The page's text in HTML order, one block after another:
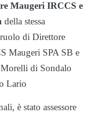
Maugeri IRCCS e
della stessa
di Direttore
Maugeri SPA SB e
di Sondalo
Lario
è stato assessore